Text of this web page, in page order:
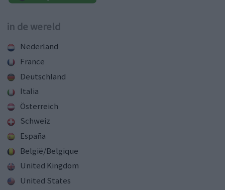
in de wereld
Nederland
France
Deutschland
Italia
Österreich
Schweiz
España
België/Belgique
United Kingdom
United States